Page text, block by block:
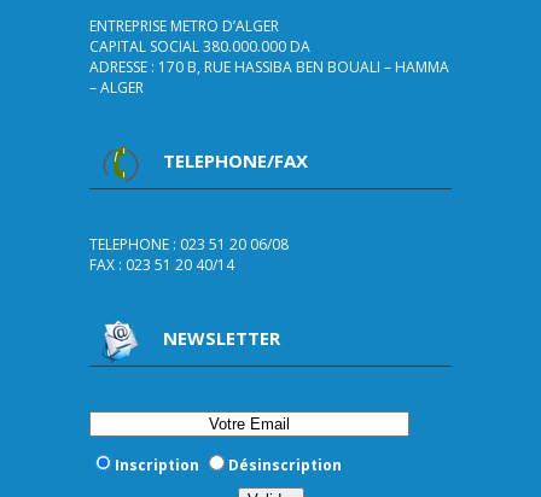
ENTREPRISE METRO D’ALGER
CAPITAL SOCIAL 380.000.000 DA
ADRESSE : 170 B, RUE HASSIBA BEN BOUALI – HAMMA
– ALGER
TELEPHONE/FAX
TELEPHONE : 023 51 20 06/08
FAX : 023 51 20 40/14
NEWSLETTER
Inscription Désinscription